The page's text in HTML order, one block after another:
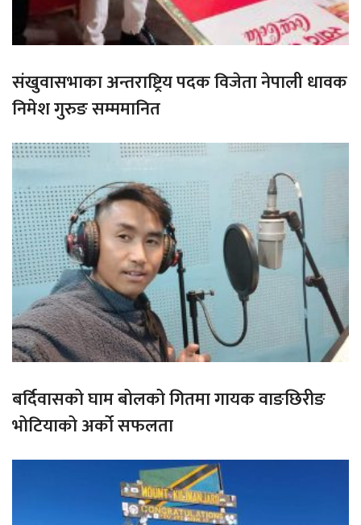
संखुवासभाका अन्तराष्ट्रिय पदक विजेता नेपाली धावक
निमेश गुरुङ सम्ममानित
बर्दिवासको घाम बोलको गितमा गायक वाङछिरीङ
भोटियाको अर्को सफलता